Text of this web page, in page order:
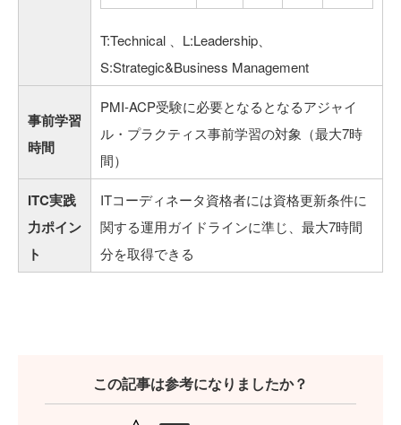
T:Technical 、L:Leadership、
S:Strategic&Business Management
事前学習
時間
PMI-ACP受験に必要となるとなるアジャイ
ル・プラクティス事前学習の対象（最大7時
間）
ITC実践
力ポイン
ト
ITコーディネータ資格者には資格更新条件に
関する運用ガイドラインに準じ、最大7時間
分を取得できる
この記事は参考になりましたか？